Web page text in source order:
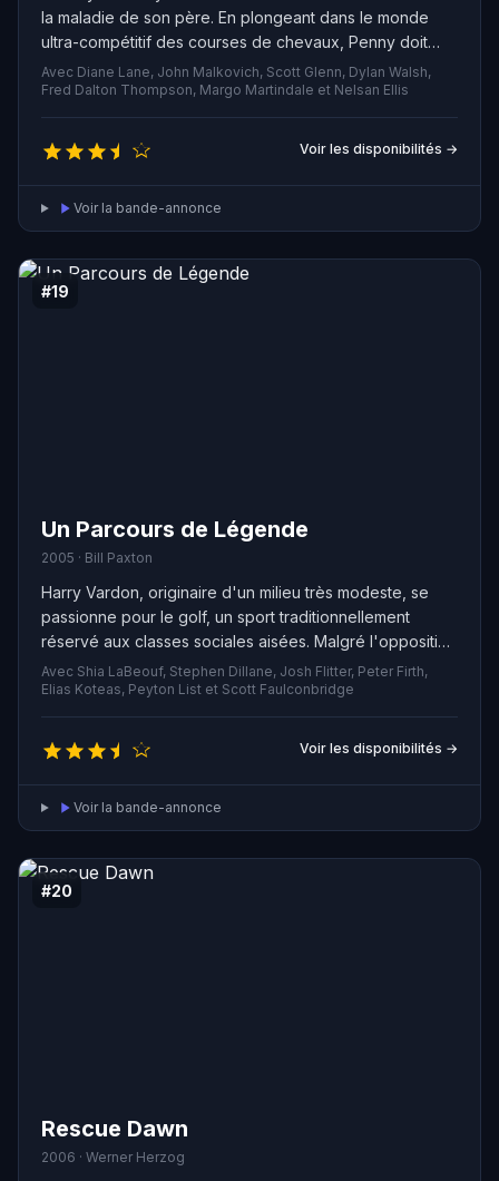
la maladie de son père. En plongeant dans le monde
ultra-compétitif des courses de chevaux, Penny doit
faire ses preuves et se battre pour être prise au sérieux
en tant que femme. Avec l'aide d'un entraîneur
canadien et de son cheval Secrétariat, Penny décide
de participer à la plus grande course équestre de tous
les temps, le prestigieux Prix Triple Crown, en 1973."
Avec Diane Lane, John Malkovich, Scott Glenn, Dylan Walsh,
Fred Dalton Thompson, Margo Martindale et Nelsan Ellis
Voir les disponibilités →
Voir la bande-annonce
#19
Un Parcours de Légende
2005 · Bill Paxton
Harry Vardon, originaire d'un milieu très modeste, se
passionne pour le golf, un sport traditionnellement
réservé aux classes sociales aisées. Malgré l'opposition
de son père, il travaille sans relâche pour devenir un
véritable prodige et atteindre un niveau exceptionnel. À
l'âge de 20 ans, il participe au tournoi prestigieux de
l'US Open, encouragé par tous ceux qui ont été témoins
de son talent.
Avec Shia LaBeouf, Stephen Dillane, Josh Flitter, Peter Firth,
Elias Koteas, Peyton List et Scott Faulconbridge
Voir les disponibilités →
Voir la bande-annonce
#20
Rescue Dawn
2006 · Werner Herzog